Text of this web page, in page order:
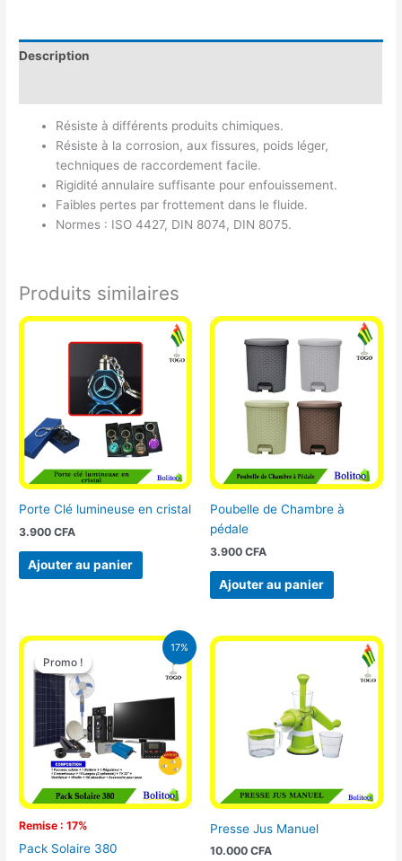
Description
Résiste à différents produits chimiques.
Résiste à la corrosion, aux fissures, poids léger,
techniques de raccordement facile.
Rigidité annulaire suffisante pour enfouissement.
Faibles pertes par frottement dans le fluide.
Normes : ISO 4427, DIN 8074, DIN 8075.
Produits similaires
Porte Clé lumineuse en cristal
3.900CFA
Ajouter au panier
Poubelle de Chambre à
pédale
3.900 CFA
Ajouter au panier
17%
Promo !
Remise : 17%
Promo !
Pack Solaire 380
Le
initial
était :
430.000 CFA.
Le
prix
actuel
est :
355.000 CFA.
Presse Jus Manuel
10.000 CFA